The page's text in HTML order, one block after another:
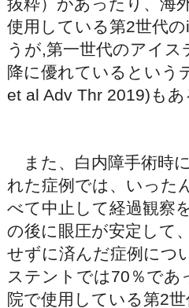
使用している第2世代
うが,第一世代のアイ
降に優れているという
et al Adv Thr 2019)もあ
また、白内障手術時
れた症例では、いった
べて中止して経過観察
の後に眼圧が安定して
せずに済んだ症例につ
ステントでは70％であ
院で使用している第2